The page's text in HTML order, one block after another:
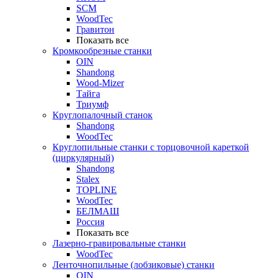
SCM
WoodTec
Гравитон
Показать все
Кромкообрезные станки
OIN
Shandong
Wood-Mizer
Тайга
Триумф
Круглопалочный станок
Shandong
WoodTec
Круглопильные станки с торцовочной кареткой
(циркулярный)
Shandong
Stalex
TOPLINE
WoodTec
БЕЛМАШ
Россия
Показать все
Лазерно-гравировальные станки
WoodTec
Ленточнопильные (лобзиковые) станки
OIN